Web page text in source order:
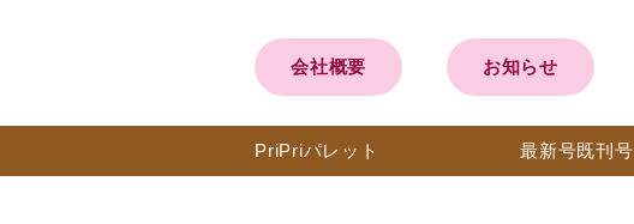
会社概要 お知らせ
PriPriパレット 最新号既刊号